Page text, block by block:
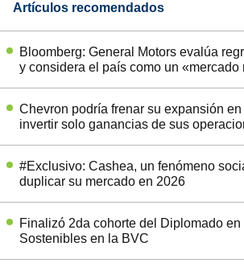
Artículos recomendados
Bloomberg: General Motors evalúa
y considera el país como un «mercado
Chevron podría frenar su expansión en
invertir solo ganancias de sus
#Exclusivo: Cashea, un fenómeno
duplicar su mercado en 2026
Finalizó 2da cohorte del Diplomado
Sostenibles en la BVC